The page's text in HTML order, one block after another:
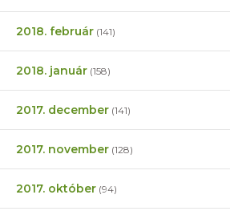
2018. február (141)
2018. január (158)
2017. december (141)
2017. november (128)
2017. október (94)